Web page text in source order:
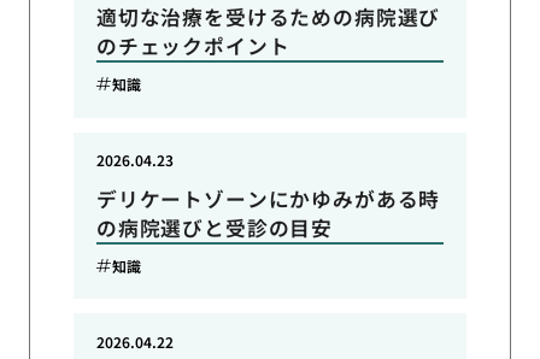
適切な治療を受けるための病院選び
のチェックポイント
知識
デリケートゾーンにかゆみがある時
の病院選びと受診の目安
2026.04.23
知識
2026.04.22